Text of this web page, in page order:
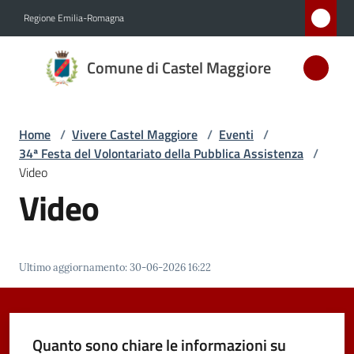
Regione Emilia-Romagna
Comune di Castel Maggiore
Comune
di Castel
D'ARGENTO
AL MERITO
Novità
Home / Vivere Castel Maggiore / Eventi /
34ª Festa del Volontariato della Pubblica Assistenza /
Video
Video
Ultimo aggiornamento:30-06-2026 16:22
Quanto sono chiare le informazioni su